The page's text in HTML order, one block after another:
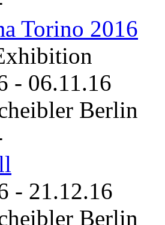
Torino 2016
- 06.11.16
Berlin
- 21.12.16
Berlin